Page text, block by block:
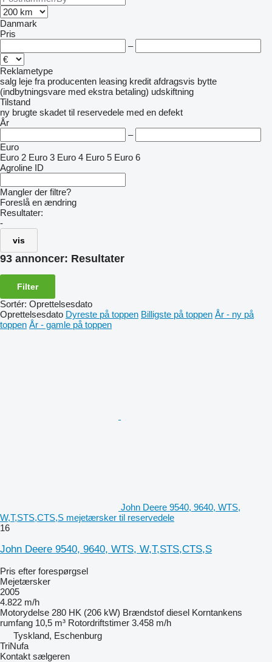
Danmark
Pris
–
Reklametype
salg leje fra producenten leasing kredit afdragsvis bytte
(indbytningsvare med ekstra betaling) udskiftning
Tilstand
ny brugte skadet til reservedele med en defekt
År
–
Euro
Euro 2 Euro 3 Euro 4 Euro 5 Euro 6
Agroline ID
Mangler der filtre?
Foreslå en ændring
Resultater:
-
vis
93 annoncer: Resultater
Filter
Sortér: Oprettelsesdato
Oprettelsesdato Dyreste på toppen Billigste på toppen År - ny på
toppen År - gamle på toppen
John Deere 9540, 9640, WTS,
W,T,STS,CTS,S mejetærsker til reservedele
16
John Deere 9540, 9640, WTS, W,T,STS,CTS,S
Pris efter forespørgsel
Mejetærsker
2005
4.822 m/h
Motorydelse 280 HK (206 kW) Brændstof diesel Korntankens
rumfang 10,5 m³ Rotordriftstimer 3.458 m/h
Tyskland, Eschenburg
TriNufa
Kontakt sælgeren